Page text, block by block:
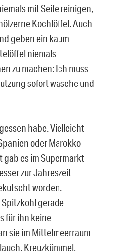
mit Seife reinigen,
Kochlöffel. Auch
geben ein kaum
niemals
zu machen: Ich muss
sofort wasche und
habe. Vielleicht
oder Marokko
es im Supermarkt
zur Jahreszeit
worden.
gerade
für ihn keine
sie im Mittelmeerraum
Kreuzkümmel,